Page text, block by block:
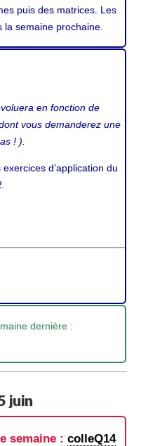
puis des matrices. Les
la semaine prochaine.
en fonction de
vous demanderez une
! ).
d’application du
dernière :
juin
semaine : colleQ14